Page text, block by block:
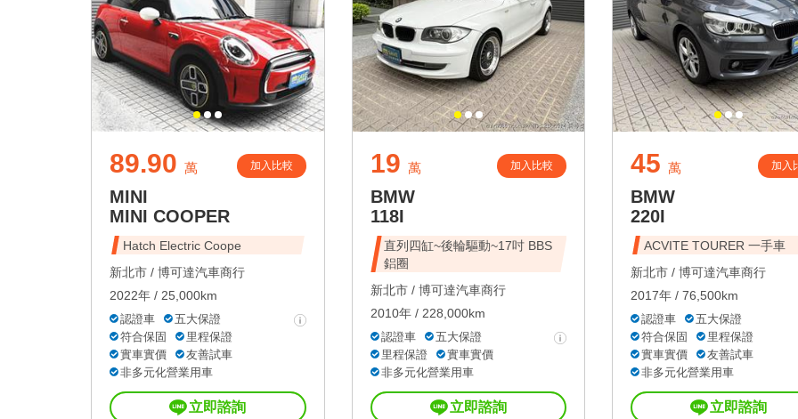
89.90 萬 加入比較
MINI
MINI COOPER
Hatch Electric Coope
新北市 / 博可達汽車商行
2022年 / 25,000km
認證車
五大保證
符合保固
里程保證
實車實價
友善試車
非多元化營業用車
立即諮詢
19 萬 加入比較
BMW
118I
直列四缸~後輪驅動~17吋 BBS
鋁圈
新北市 / 博可達汽車商行
2010年 / 228,000km
認證車
五大保證
里程保證
實車實價
非多元化營業用車
立即諮詢
45 萬 加入
BMW
220I
ACVITE TOURER 一手車
新北市 / 博可達汽車商行
2017年 / 76,500km
認證車
五大保證
符合保固
里程保證
實車實價
友善試車
非多元化營業用車
立即諮詢